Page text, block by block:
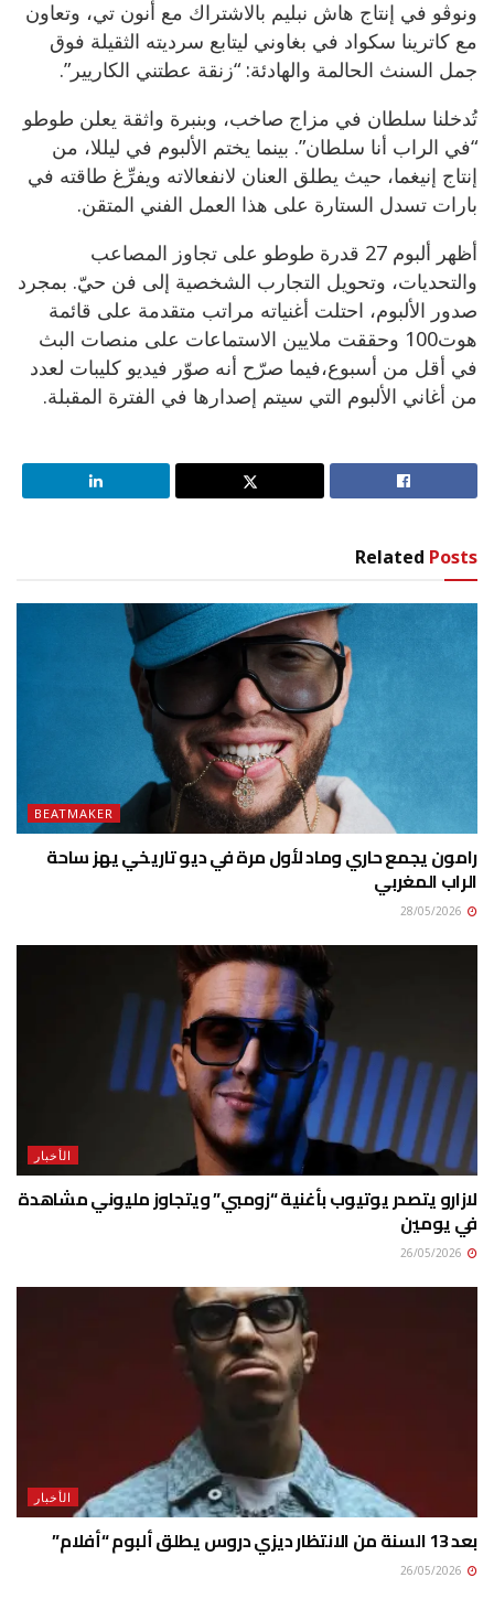
ونوڤو في إنتاج هاش نبليم بالاشتراك مع أنون تي، وتعاون
مع كاترينا سكواد في بغاوني ليتابع سرديته الثقيلة فوق
جمل السنث الحالمة والهادئة: “زنقة عطتني الكاريير”.
تُدخلنا سلطان في مزاج صاخب، وبنبرة واثقة يعلن طوطو
“في الراب أنا سلطان”. بينما يختم الألبوم في ليللا، من
إنتاج إنيغما، حيث يطلق العنان لانفعالاته ويفرِّغ طاقته في
بارات تسدل الستارة على هذا العمل الفني المتقن.
أظهر ألبوم 27 قدرة طوطو على تجاوز المصاعب
والتحديات، وتحويل التجارب الشخصية إلى فن حيّ. بمجرد
صدور الألبوم، احتلت أغنياته مراتب متقدمة على قائمة
هوت100 وحققت ملايين الاستماعات على منصات البث
في أقل من أسبوع،فيما صرّح أنه صوّر فيديو كليبات لعدد
من أغاني الألبوم التي سيتم إصدارها في الفترة المقبلة.
Related Posts
BEATMAKER
رامون يجمع حاري وماد لأول مرة في ديو تاريخي يهز ساحة
الراب المغربي
الأخبار
لازارو يتصدر يوتيوب بأغنية “زومبي” ويتجاوز مليوني مشاهدة
في يومين
الأخبار
بعد 13 السنة من الانتظار ديزي دروس يطلق ألبوم “أفلام”